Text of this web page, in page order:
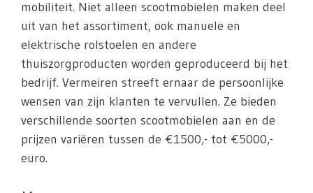
mobiliteit. Niet alleen scootmobielen maken deel
uit van het assortiment, ook manuele en
elektrische rolstoelen en andere
thuiszorgproducten worden geproduceerd bij het
bedrijf. Vermeiren streeft ernaar de persoonlijke
wensen van zijn klanten te vervullen. Ze bieden
verschillende soorten scootmobielen aan en de
prijzen variëren tussen de €1500,- tot €5000,-
euro.